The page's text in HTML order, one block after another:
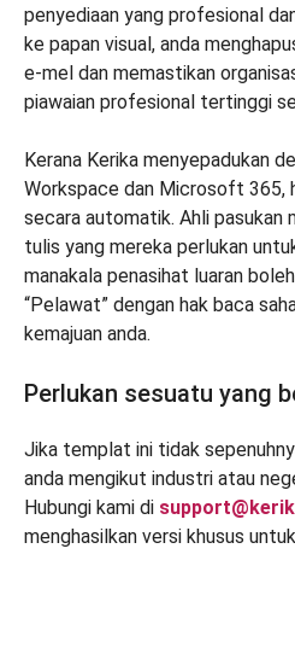
penyediaan yang profesional
ke papan visual, anda
e-mel dan memastikan
piawaian profesional tertinggi
Kerana Kerika menyepadukan
Workspace dan Microsoft 365,
secara automatik. Ahli pasukan
tulis yang mereka perlukan
manakala penasihat luaran
“Pelawat” dengan hak baca
kemajuan anda.
Perlukan sesuatu yang
Jika templat ini tidak
anda mengikut industri atau
Hubungi kami di
menghasilkan versi khusus